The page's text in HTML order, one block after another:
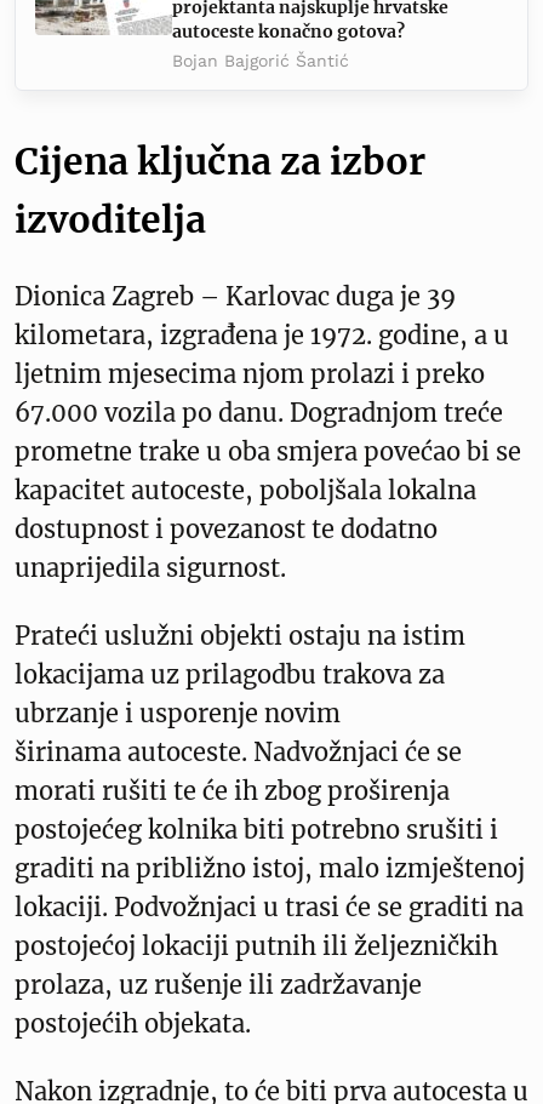
projektanta najskuplje hrvatske
autoceste konačno gotova?
Bojan Bajgorić Šantić
Cijena ključna za izbor
izvoditelja
Dionica Zagreb – Karlovac duga je 39
kilometara, izgrađena je 1972. godine, a u
ljetnim mjesecima njom prolazi i preko
67.000 vozila po danu. Dogradnjom treće
prometne trake u oba smjera povećao bi se
kapacitet autoceste, poboljšala lokalna
dostupnost i povezanost te dodatno
unaprijedila sigurnost.
Prateći uslužni objekti ostaju na istim
lokacijama uz prilagodbu trakova za
ubrzanje i usporenje novim
širinama autoceste. Nadvožnjaci će se
morati rušiti te će ih zbog proširenja
postojećeg kolnika biti potrebno srušiti i
graditi na približno istoj, malo izmještenoj
lokaciji. Podvožnjaci u trasi će se graditi na
postojećoj lokaciji putnih ili željezničkih
prolaza, uz rušenje ili zadržavanje
postojećih objekata.
Nakon izgradnje, to će biti prva autocesta u